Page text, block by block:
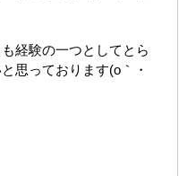
経験の一つとしてとら
思っております(o｀・